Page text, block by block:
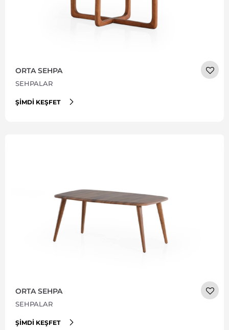
ORTA SEHPA
SEHPALAR
ŞIMDI KEŞFET
ORTA SEHPA
SEHPALAR
ŞIMDI KEŞFET